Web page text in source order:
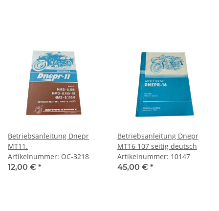
Betriebsanleitung Dnepr
MT11.
Artikelnummer: OC-3218
12,00 € *
Betriebsanleitung Dnepr
MT16 107 seitig deutsch
Artikelnummer: 10147
45,00 € *